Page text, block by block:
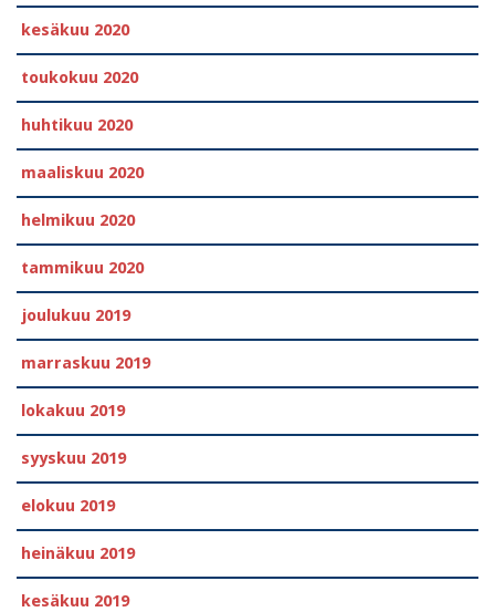
kesäkuu 2020
toukokuu 2020
huhtikuu 2020
maaliskuu 2020
helmikuu 2020
tammikuu 2020
joulukuu 2019
marraskuu 2019
lokakuu 2019
syyskuu 2019
elokuu 2019
heinäkuu 2019
kesäkuu 2019